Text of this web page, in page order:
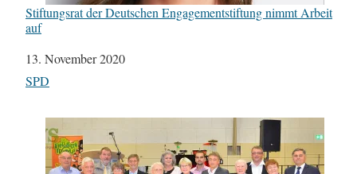
Stiftungsrat der Deutschen Engagementstiftung nimmt Arbeit
auf
Datum
13. November 2020
In Bezug auf
SPD